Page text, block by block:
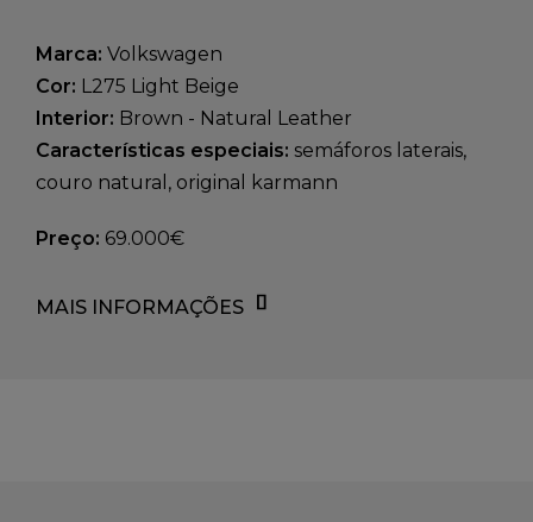
Marca: Volkswagen
Cor: L275 Light Beige
Interior: Brown - Natural Leather
Características especiais: semáforos laterais,
couro natural, original karmann
Preço: 69.000€
MAIS INFORMAÇÕES